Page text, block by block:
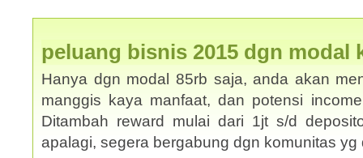
peluang bisnis 2015 dgn modal
Hanya dgn modal 85rb saja, anda akan
manggis kaya manfaat, dan potensi
Ditambah reward mulai dari 1jt s/d
apalagi, segera bergabung dgn komunitas